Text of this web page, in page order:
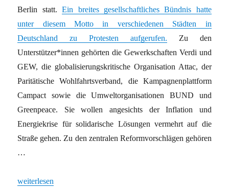
Berlin statt.Ein breites gesellschaftliches Bündnis hatte
unter diesem Motto in verschiedenen Städten in
Deutschland zu Protesten aufgerufen. Zu den
Unterstützer*innen gehörten die Gewerkschaften Verdi und
GEW, die globalisierungskritische Organisation Attac, der
Paritätische Wohlfahrtsverband, die Kampagnenplattform
Campact sowie die Umweltorganisationen BUND und
Greenpeace. Sie wollen angesichts der Inflation und
Energiekrise für solidarische Lösungen vermehrt auf die
Straße gehen. Zu den zentralen Reformvorschlägen gehören
…
„Die Suche nach dem Verbindenden“
weiterlesen